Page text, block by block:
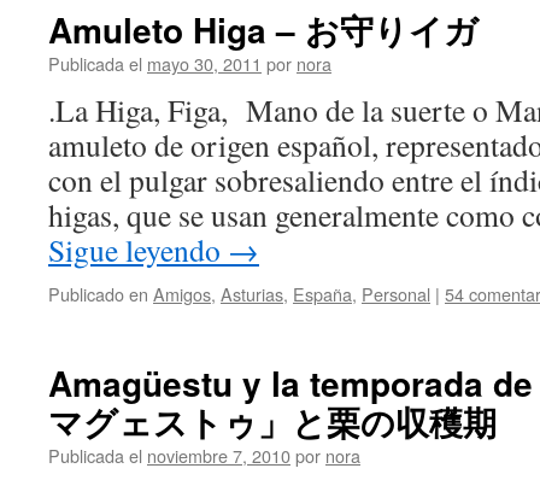
Amuleto Higa – お守りイガ
Publicada el mayo 30, 2011 por nora
.La Higa, Figa, Mano de la suerte o
amuleto de origen español,
con el pulgar sobresaliendo entre el
higas, que se usan generalmente como
Sigue leyendo →
Publicado en Amigos, Asturias, España, Personal | 54
Amagüestu y la temporada
マグェストゥ」と栗の収穫期
Publicada el noviembre 7, 2010por nora